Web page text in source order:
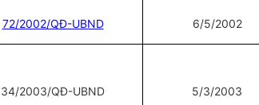
72/2002/QĐ-UBND 6/5/2002
34/2003/QĐ-UBND 5/3/2003